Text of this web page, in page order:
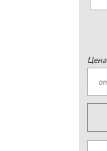
Цена